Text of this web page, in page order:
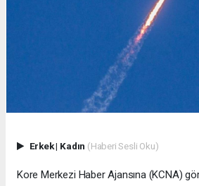
Erkek| Kadın (Haberi Sesli Oku)
Kore Merkezi Haber Ajansına (KCNA)